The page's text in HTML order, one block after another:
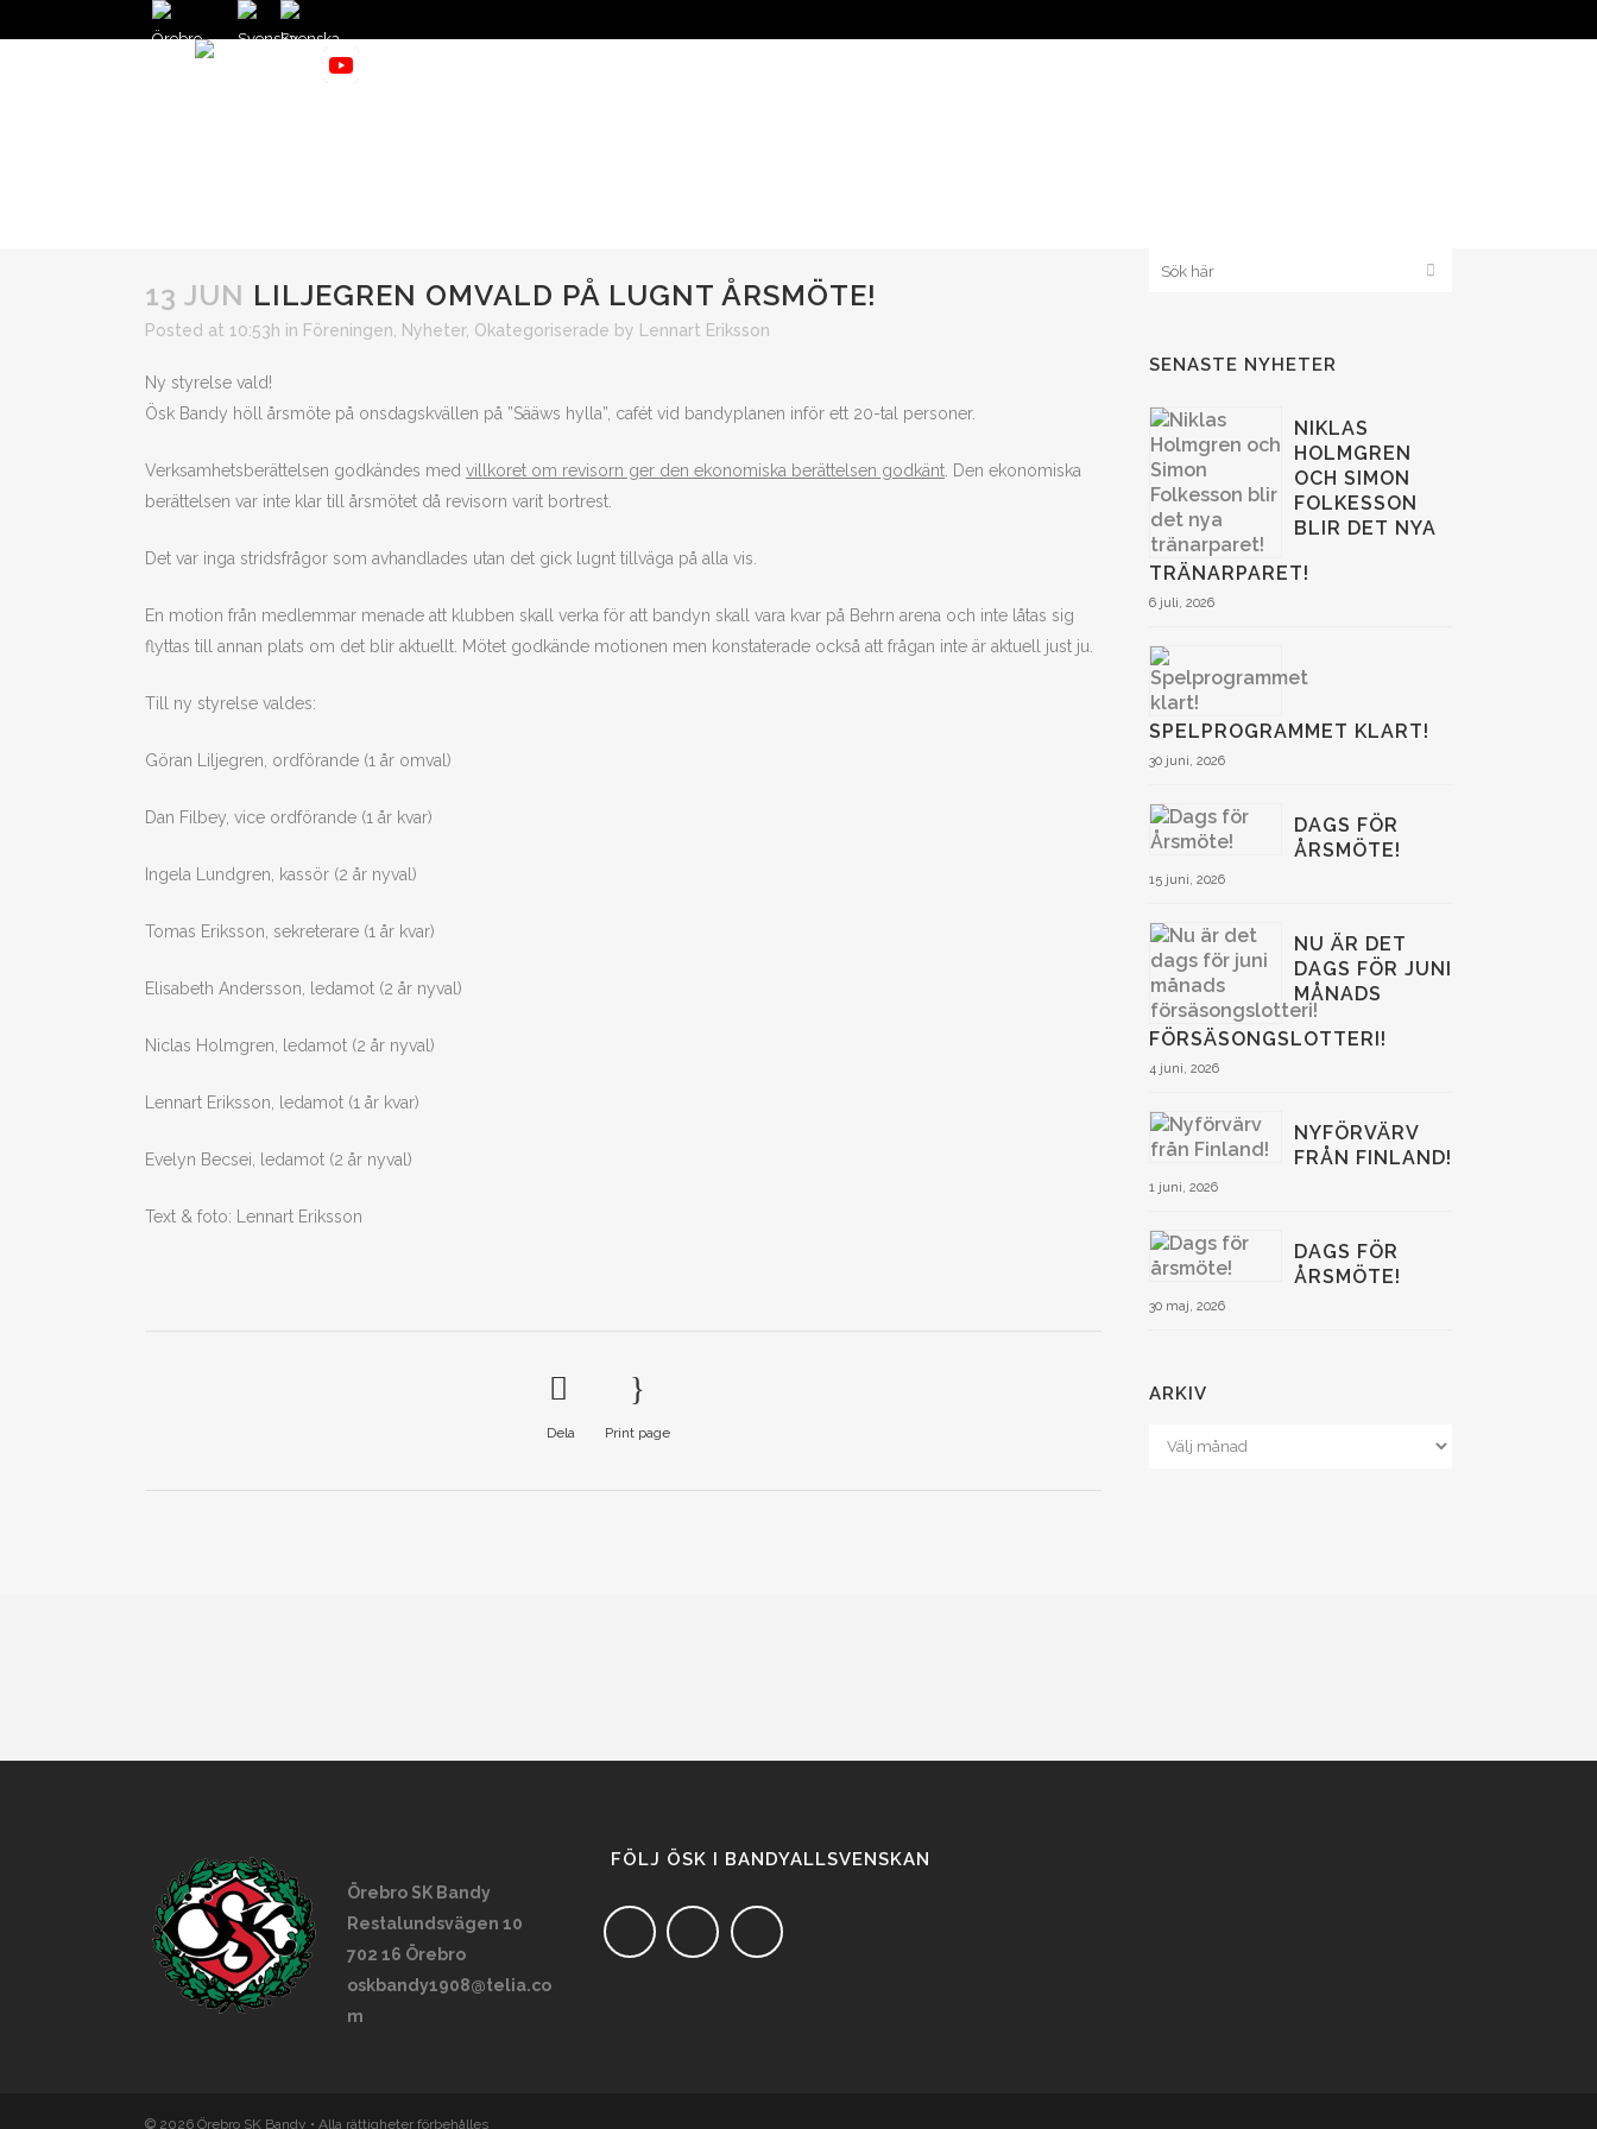
13 JUN LILJEGREN OMVALD PÅ LUGNT ÅRSMÖTE!
Posted at 10:53h in Föreningen Nyheter, Okategoriserade by Lennart Eriksson
Ny styrelse vald!
Ösk Bandy höll årsmöte på onsdagskvällen på ”Sääws hylla”, cafét vid bandyplanen inför ett 20-tal personer.
Verksamhetsberättelsen godkändes med villkoret om revisorn ger den ekonomiska berättelsen godkänt . Den ekonomiska
berättelsen var inte klar till årsmötet då revisorn varit bortrest.
Det var inga stridsfrågor som avhandlades utan det gick lugnt tillväga på alla vis.
En motion från medlemmar menade att klubben skall verka för att bandyn skall vara kvar på Behrn arena och inte låtas sig
flyttas till annan plats om det blir aktuellt. Mötet godkände motionen men konstaterade också att frågan inte är aktuell just ju.
Till ny styrelse valdes:
Göran Liljegren, ordförande (1 år omval)
Dan Filbey, vice ordförande (1 år kvar)
Ingela Lundgren, kassör (2 år nyval)
Tomas Eriksson, sekreterare (1 år kvar)
Elisabeth Andersson, ledamot (2 år nyval)
Niclas Holmgren, ledamot (2 år nyval)
Lennart Eriksson, ledamot (1 år kvar)
Evelyn Becsei, ledamot (2 år nyval)
Text & foto: Lennart Eriksson
Dela Print page
SENASTE NYHETER
NIKLAS
HOLMGREN
OCH SIMON
FOLKESSON
BLIR DET NYA
TRÄNARPARET!
6 juli, 2026
SPELPROGRAMMET KLART!
30 juni, 2026
DAGS FÖR
ÅRSMÖTE!
15 juni, 2026
NU ÄR DET
DAGS FÖR JUNI
MÅNADS
FÖRSÄSONGSLOTTERI!
4 juni, 2026
NYFÖRVÄRV
FRÅN FINLAND!
1 juni, 2026
DAGS FÖR
ÅRSMÖTE!
30 maj, 2026
ARKIV
Arkiv
Örebro SK Bandy
Restalundsvägen 10
702 16 Örebro
oskbandy1908@telia.co
m
FÖLJ ÖSK I BANDYALLSVENSKAN
© 2026 Örebro SK Bandy • Alla rättigheter förbehålles